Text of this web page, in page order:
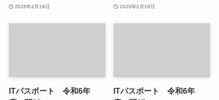
2026年2月18日 2026年2月18日
ITパスポート 令和6年
ITパスポート 令和6年